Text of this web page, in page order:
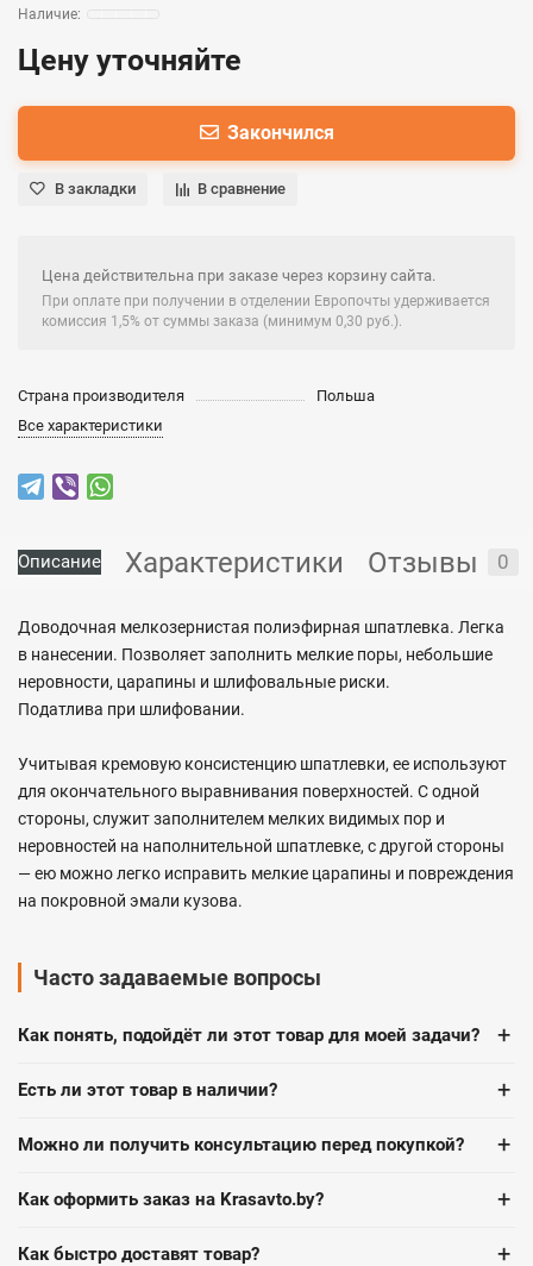
Цену уточняйте
Закончился
В закладки В сравнение
Цена действительна при заказе через корзину сайта.
При оплате при получении в отделении Европочты удерживается
комиссия 1,5% от суммы заказа (минимум 0,30 руб.).
Страна производителя
Польша
Все характеристики
Описание Характеристики Отзывы 0
Доводочная мелкозернистая полиэфирная шпатлевка. Легка
в нанесении. Позволяет заполнить мелкие поры, небольшие
неровности, царапины и шлифовальные риски.
Податлива при шлифовании.
Учитывая кремовую консистенцию шпатлевки, ее используют
для окончательного выравнивания поверхностей. С одной
стороны, служит заполнителем мелких видимых пор и
неровностей на наполнительной шпатлевке, с другой стороны
— ею можно легко исправить мелкие царапины и повреждения
на покровной эмали кузова.
Часто задаваемые вопросы
Как понять, подойдёт ли этот товар для моей задачи? +
Есть ли этот товар в наличии? +
Можно ли получить консультацию перед покупкой? +
Как оформить заказ на Krasavto.by? +
Как быстро доставят товар? +